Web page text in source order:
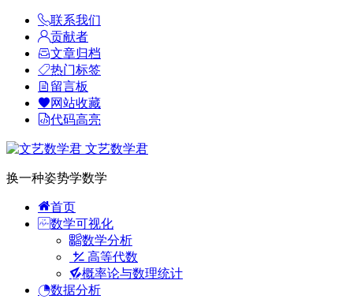
联系我们
贡献者
文章归档
热门标签
留言板
网站收藏
代码高亮
文艺数学君
换一种姿势学数学
首页
数学可视化
数学分析
高等代数
概率论与数理统计
数据分析